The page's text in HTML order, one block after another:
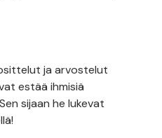
ja arvostelut
estää ihmisiä
sijaan he lukevat